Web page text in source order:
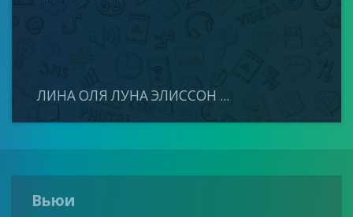
ЛИНА ОЛЯ ЛУНА ЭЛИССОН ...
Вьюи